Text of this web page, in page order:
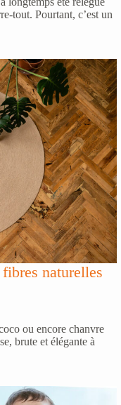
tout. Pourtant, c’est un
naturelles
ou encore chanvre
brute et élégante à